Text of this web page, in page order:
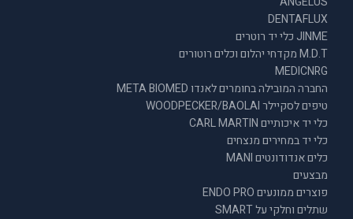
DENTAFLUX
JINME כלי יד רוטרים
M.D.T מקדחי יהלום וכלים רוטורים
MEDICNRG
החברה המובילה בחומרים לאנדו META BIOMED
טיפים לסקיילר WOODPECKER/BAOLAI
כלי יד איכותיים CARL MARTIN
כלי יד במחירים מנצחים
כלים אנדודונטים MANI
מבצעים
פוצרים ממונעים ENDO PRO
שתלים וחלקי על SMART